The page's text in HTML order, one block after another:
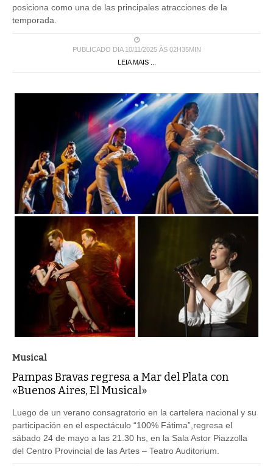
posiciona como una de las principales atracciones de la
temporada.
PUBLICADO DIA 10/11/2025 ÀS 02H35MIN
LEIA MAIS ...
Musical
Pampas Bravas regresa a Mar del Plata con
«Buenos Aires, El Musical»
Luego de un verano consagratorio en la cartelera nacional y su
participación en el espectáculo “100% Fátima”,regresa el
sábado 24 de mayo a las 21.30 hs, en la Sala Astor Piazzolla
del Centro Provincial de las Artes – Teatro Auditorium.